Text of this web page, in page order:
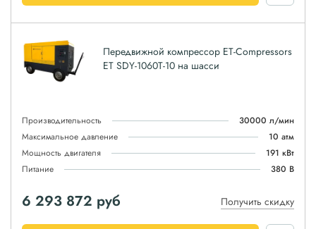
Передвижной компрессор ET-Compressors
ET SDY-1060T-10 на шасси
Производительность
30000 л/мин
Максимальное давление
10 атм
Мощность двигателя
191 кВт
Питание
380 В
6 293 872 руб Получить скидку